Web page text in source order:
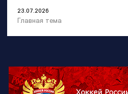
23.07.2026
Главная тема